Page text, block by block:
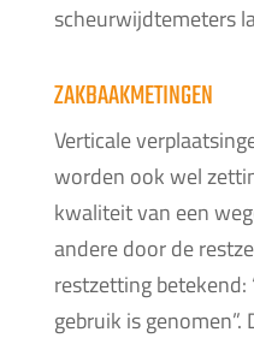
scheurwijdtemeters
ZAKBAAKMETINGEN
Verticale
worden ook wel
kwaliteit van een
andere door de
restzetting
gebruik is